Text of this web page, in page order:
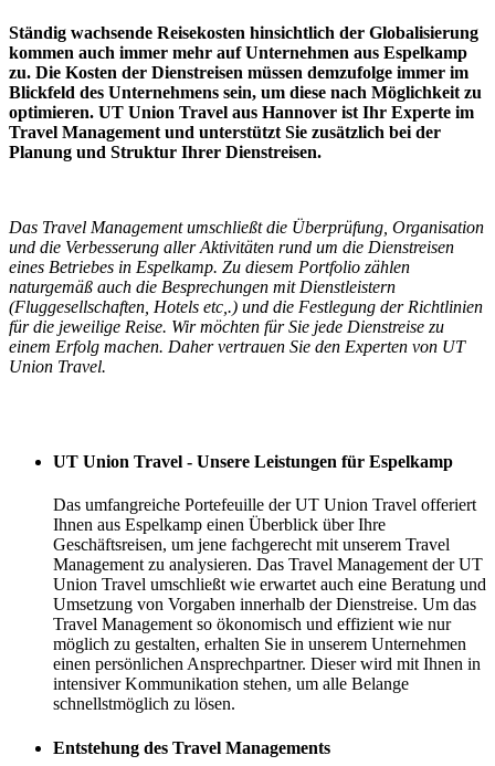
Ständig wachsende Reisekosten hinsichtlich der Globalisierung
kommen auch immer mehr auf Unternehmen aus Espelkamp
zu. Die Kosten der Dienstreisen müssen demzufolge immer im
Blickfeld des Unternehmens sein, um diese nach Möglichkeit zu
optimieren. UT Union Travel aus Hannover ist Ihr Experte im
Travel Management und unterstützt Sie zusätzlich bei der
Planung und Struktur Ihrer Dienstreisen.
Das Travel Management umschließt die Überprüfung, Organisation
und die Verbesserung aller Aktivitäten rund um die Dienstreisen
eines Betriebes in Espelkamp. Zu diesem Portfolio zählen
naturgemäß auch die Besprechungen mit Dienstleistern
(Fluggesellschaften, Hotels etc,.) und die Festlegung der Richtlinien
für die jeweilige Reise. Wir möchten für Sie jede Dienstreise zu
einem Erfolg machen. Daher vertrauen Sie den Experten von UT
Union Travel.
UT Union Travel - Unsere Leistungen für Espelkamp
Das umfangreiche Portefeuille der UT Union Travel offeriert
Ihnen aus Espelkamp einen Überblick über Ihre
Geschäftsreisen, um jene fachgerecht mit unserem Travel
Management zu analysieren. Das Travel Management der UT
Union Travel umschließt wie erwartet auch eine Beratung und
Umsetzung von Vorgaben innerhalb der Dienstreise. Um das
Travel Management so ökonomisch und effizient wie nur
möglich zu gestalten, erhalten Sie in unserem Unternehmen
einen persönlichen Ansprechpartner. Dieser wird mit Ihnen in
intensiver Kommunikation stehen, um alle Belange
schnellstmöglich zu lösen.
Entstehung des Travel Managements